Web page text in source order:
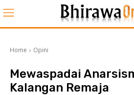
Home Opini
Mewaspadai
Kalangan Remaja